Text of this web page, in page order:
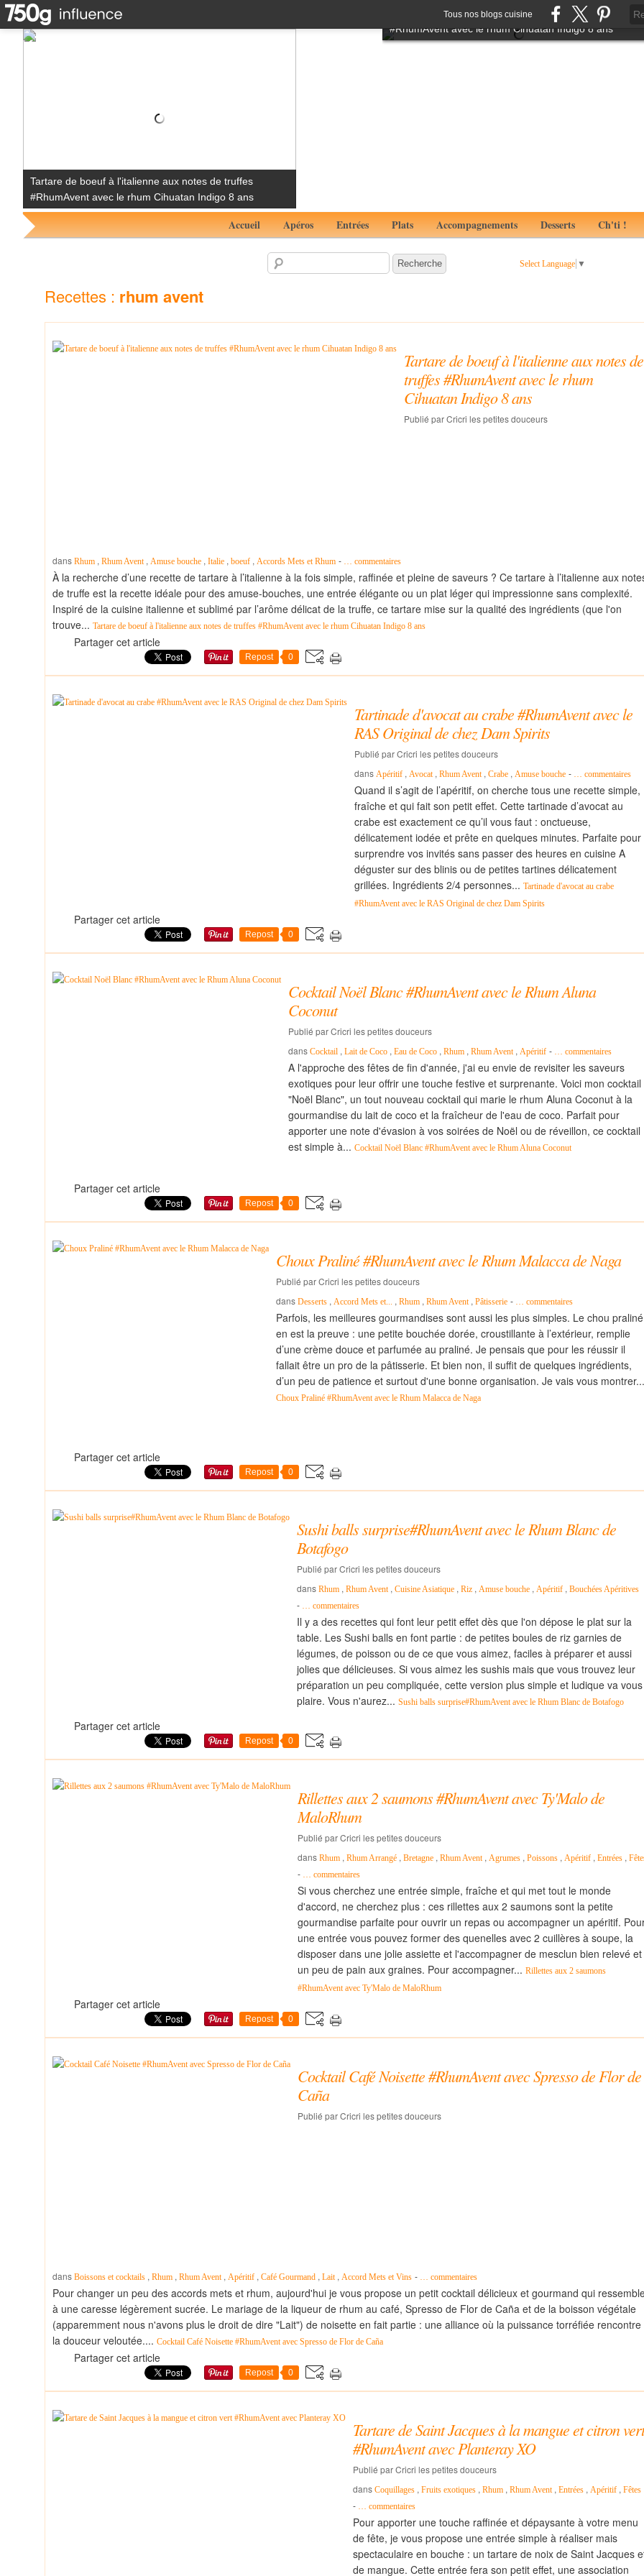
Tous nos blogs cuisine
Tartare de boeuf à l'italienne aux notes de truffes
#RhumAvent avec le rhum Cihuatan Indigo 8 ans
Tartare de boeuf à l'italienne aux notes de truffes
#RhumAvent avec le rhum Cihuatan Indigo 8 ans
Accueil Apéros Entrées Plats Accompagnements Desserts Ch'ti !
Select Language ▼
Recettes : rhum avent
Tartare de boeuf à l'italienne aux notes de
truffes #RhumAvent avec le rhum
Cihuatan Indigo 8 ans
Publié par Cricri les petites douceurs
dans Rhum , Rhum Avent , Amuse bouche , Italie , boeuf , Accords Mets et Rhum - … commentaires
À la recherche d’une recette de tartare à l’italienne à la fois simple, raffinée et pleine de saveurs ? Ce tartare à l’italienne aux
de truffe est la recette idéale pour des amuse-bouches, une entrée élégante ou un plat léger qui impressionne sans complexité.
Inspiré de la cuisine italienne et sublimé par l’arôme délicat de la truffe, ce tartare mise sur la qualité des ingrédients (que l'on
trouve... Tartare de boeuf à l'italienne aux notes de truffes #RhumAvent avec le rhum Cihuatan Indigo 8 ans
Partager cet article
Repost 0
Tartinade d'avocat au crabe #RhumAvent avec le
RAS Original de chez Dam Spirits
Publié par Cricri les petites douceurs
dans Apéritif , Avocat , Rhum Avent , Crabe , Amuse bouche - … commentaires
Quand il s’agit de l’apéritif, on cherche tous une recette simple,
fraîche et qui fait son petit effet. Cette tartinade d’avocat au
crabe est exactement ce qu’il vous faut : onctueuse,
délicatement iodée et prête en quelques minutes. Parfaite pour
surprendre vos invités sans passer des heures en cuisine A
déguster sur des blinis ou de petites tartines délicatement
grillées. Ingrédients 2/4 personnes... Tartinade d'avocat au crabe
#RhumAvent avec le RAS Original de chez Dam Spirits
Partager cet article
Repost 0
Cocktail Noël Blanc #RhumAvent avec le Rhum Aluna
Coconut
Publié par Cricri les petites douceurs
dans Cocktail , Lait de Coco , Eau de Coco , Rhum , Rhum Avent , Apéritif - … commentaires
A l'approche des fêtes de fin d'année, j'ai eu envie de revisiter les saveurs
exotiques pour leur offrir une touche festive et surprenante. Voici mon cocktail
"Noël Blanc", un tout nouveau cocktail qui marie le rhum Aluna Coconut à la
gourmandise du lait de coco et la fraîcheur de l'eau de coco. Parfait pour
apporter une note d'évasion à vos soirées de Noël ou de réveillon, ce cocktail
est simple à... Cocktail Noël Blanc #RhumAvent avec le Rhum Aluna Coconut
Partager cet article
Repost 0
Choux Praliné #RhumAvent avec le Rhum Malacca de Naga
Publié par Cricri les petites douceurs
dans Desserts , Accord Mets et... , Rhum , Rhum Avent , Pâtisserie - … commentaires
Parfois, les meilleures gourmandises sont aussi les plus simples. Le chou praliné
en est la preuve : une petite bouchée dorée, croustillante à l’extérieur, remplie
d’une crème douce et parfumée au praliné. Je pensais que pour les réussir il
fallait être un pro de la pâtisserie. Et bien non, il suffit de quelques ingrédients,
d’un peu de patience et surtout d'une bonne organisation. Je vais vous montrer...
Choux Praliné #RhumAvent avec le Rhum Malacca de Naga
Partager cet article
Repost 0
Sushi balls surprise#RhumAvent avec le Rhum Blanc de
Botafogo
Publié par Cricri les petites douceurs
dans Rhum , Rhum Avent , Cuisine Asiatique , Riz , Amuse bouche , Apéritif , Bouchées Apéritives
- … commentaires
Il y a des recettes qui font leur petit effet dès que l'on dépose le plat sur la
table. Les Sushi balls en font partie : de petites boules de riz garnies de
légumes, de poisson ou de ce que vous aimez, faciles à préparer et aussi
jolies que délicieuses. Si vous aimez les sushis mais que vous trouvez leur
préparation un peu compliquée, cette version plus simple et ludique va vous
plaire. Vous n'aurez... Sushi balls surprise#RhumAvent avec le Rhum Blanc de Botafogo
Partager cet article
Repost 0
Rillettes aux 2 saumons #RhumAvent avec Ty'Malo de
MaloRhum
Publié par Cricri les petites douceurs
dans Rhum , Rhum Arrangé , Bretagne , Rhum Avent , Agrumes , Poissons , Apéritif , Entrées ,
- … commentaires
Si vous cherchez une entrée simple, fraîche et qui met tout le monde
d'accord, ne cherchez plus : ces rillettes aux 2 saumons sont la petite
gourmandise parfaite pour ouvrir un repas ou accompagner un apéritif.
une entrée vous pouvez former des quenelles avec 2 cuillères à soupe, la
disposer dans une jolie assiette et l'accompagner de mesclun bien relevé et
un peu de pain aux graines. Pour accompagner... Rillettes aux 2 saumons
#RhumAvent avec Ty'Malo de MaloRhum
Partager cet article
Repost 0
Cocktail Café Noisette #RhumAvent avec Spresso de Flor de
Caña
Publié par Cricri les petites douceurs
dans Boissons et cocktails , Rhum , Rhum Avent , Apéritif , Café Gourmand , Lait , Accord Mets et Vins - … commentaires
Pour changer un peu des accords mets et rhum, aujourd'hui je vous propose un petit cocktail délicieux et gourmand qui
à une caresse légèrement sucrée. Le mariage de la liqueur de rhum au café, Spresso de Flor de Caña et de la boisson végétale
(apparemment nous n'avons plus le droit de dire "Lait") de noisette en fait partie : une alliance où la puissance torréfiée rencontre
la douceur veloutée.... Cocktail Café Noisette #RhumAvent avec Spresso de Flor de Caña
Partager cet article
Repost 0
Tartare de Saint Jacques à la mangue et citron vert
#RhumAvent avec Planteray XO
Publié par Cricri les petites douceurs
dans Coquillages , Fruits exotiques , Rhum , Rhum Avent , Entrées , Apéritif , Fêtes
- … commentaires
Pour apporter une touche raffinée et dépaysante à votre menu
de fête, je vous propose une entrée simple à réaliser mais
spectaculaire en bouche : un tartare de noix de Saint Jacques
de mangue. Cette entrée fera son petit effet, une association